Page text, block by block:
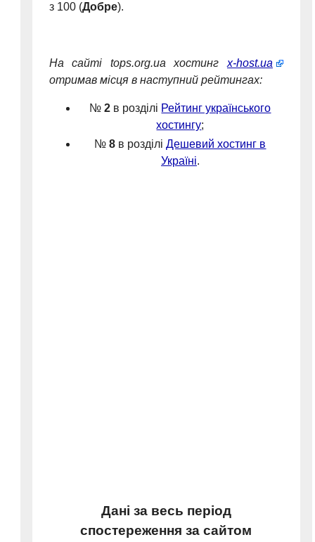
з 100 (Добре).
На сайті tops.org.ua хостинг x-host.ua
отримав місця в наступний рейтингах:
№2 в розділі Рейтинг українського
хостингу;
№8 в розділіДешевий хостинг в
Україні.
Дані за весь період
спостереження за сайтом